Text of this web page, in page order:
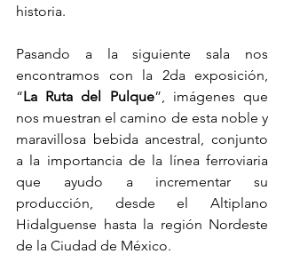
historia.
Pasando a la siguiente sala nos
encontramos con la 2da exposición,
“La Ruta del Pulque”, imágenes que
nos muestran el camino de esta noble y
maravillosa bebida ancestral, conjunto
a la importancia de la línea ferroviaria
que ayudo a incrementar su
producción, desde el Altiplano
Hidalguense hasta la región Nordeste
de la Ciudad de México.